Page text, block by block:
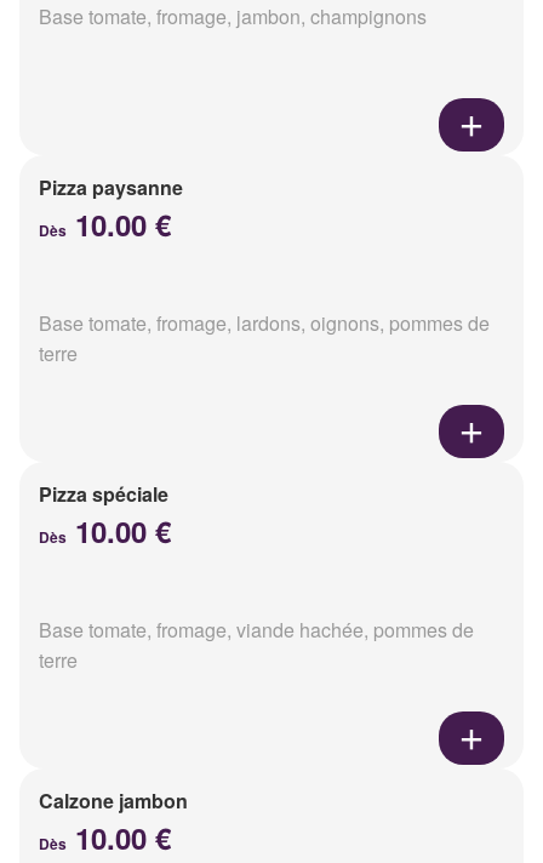
Base tomate, fromage, jambon, champignons
Pizza paysanne
Dès 10.00 €
Base tomate, fromage, lardons, oignons, pommes de
terre
Pizza spéciale
Dès 10.00 €
Base tomate, fromage, viande hachée, pommes de
terre
Calzone jambon
Dès 10.00 €